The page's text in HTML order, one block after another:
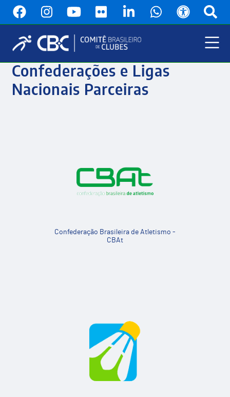
conteúdo
Menu
Principal
Confederações e Ligas
Nacionais Parceiras
Confederação Brasileira de Atletismo -
CBAt